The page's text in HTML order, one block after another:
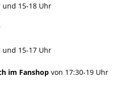
und 15-18 Uhr
15-17 Uhr
im Fanshop von 17:30-19 Uhr